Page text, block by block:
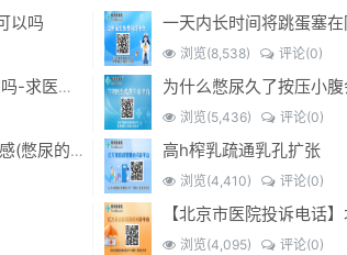
以吗
浏览(8,538) 评论(0)
经常sm灌肠有什么危害吗-求医问药-
浏览(5,436) 评论(0)
憋尿时 按压小腹产生快感(憋尿的时候按压小腹是什么感觉) 高h榨乳疏通乳孔扩张
浏览(4,410) 评论(0)
浏览(4,095) 评论(0)